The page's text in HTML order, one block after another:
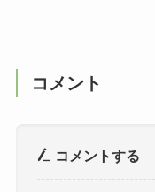
コメント
コメントする